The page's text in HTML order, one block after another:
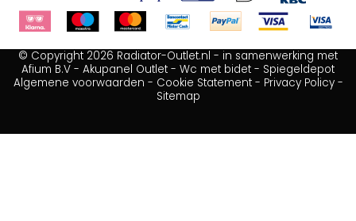
© Copyright 2026 Radiator-Outlet.nl - in samenwerking met
Afium B.V - Akupanel Outlet - Wc met bidet - Spiegeldepot
Algemene voorwaarden - Cookie Statement- Privacy Policy-
Sitemap